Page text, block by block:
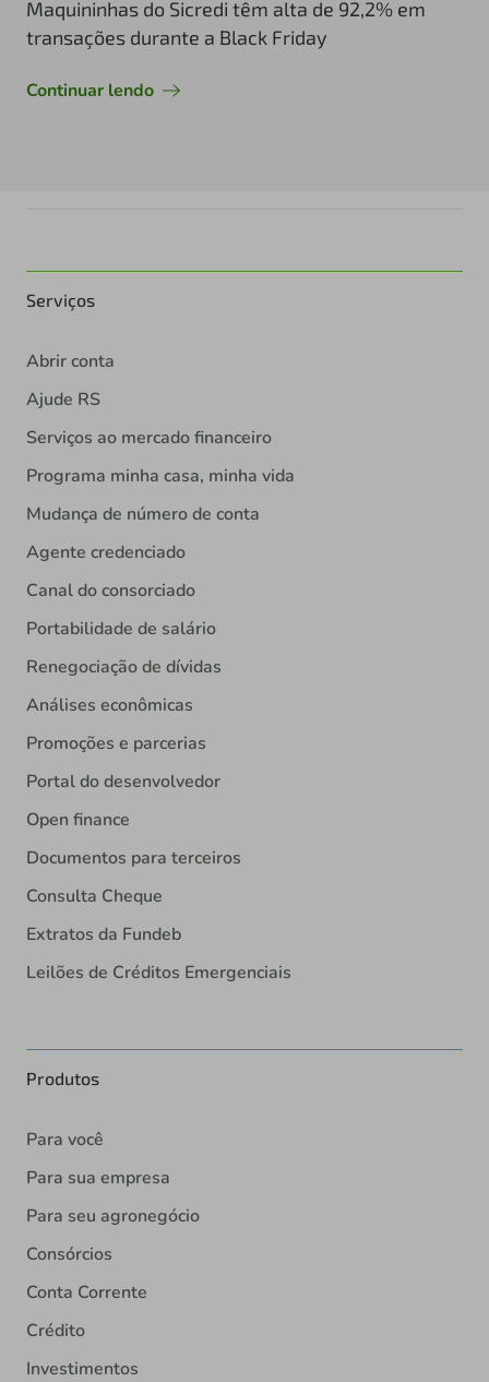
Maquininhas do Sicredi têm alta de 92,2% em
transações durante a Black Friday
Continuar lendo
Serviços
Abrir conta
Ajude RS
Serviços ao mercado financeiro
Programa minha casa, minha vida
Mudança de número de conta
Agente credenciado
Canal do consorciado
Portabilidade de salário
Renegociação de dívidas
Análises econômicas
Promoções e parcerias
Portal do desenvolvedor
Open finance
Documentos para terceiros
Consulta Cheque
Extratos da Fundeb
Leilões de Créditos Emergenciais
Produtos
Para você
Para sua empresa
Para seu agronegócio
Consórcios
Conta Corrente
Crédito
Investimentos